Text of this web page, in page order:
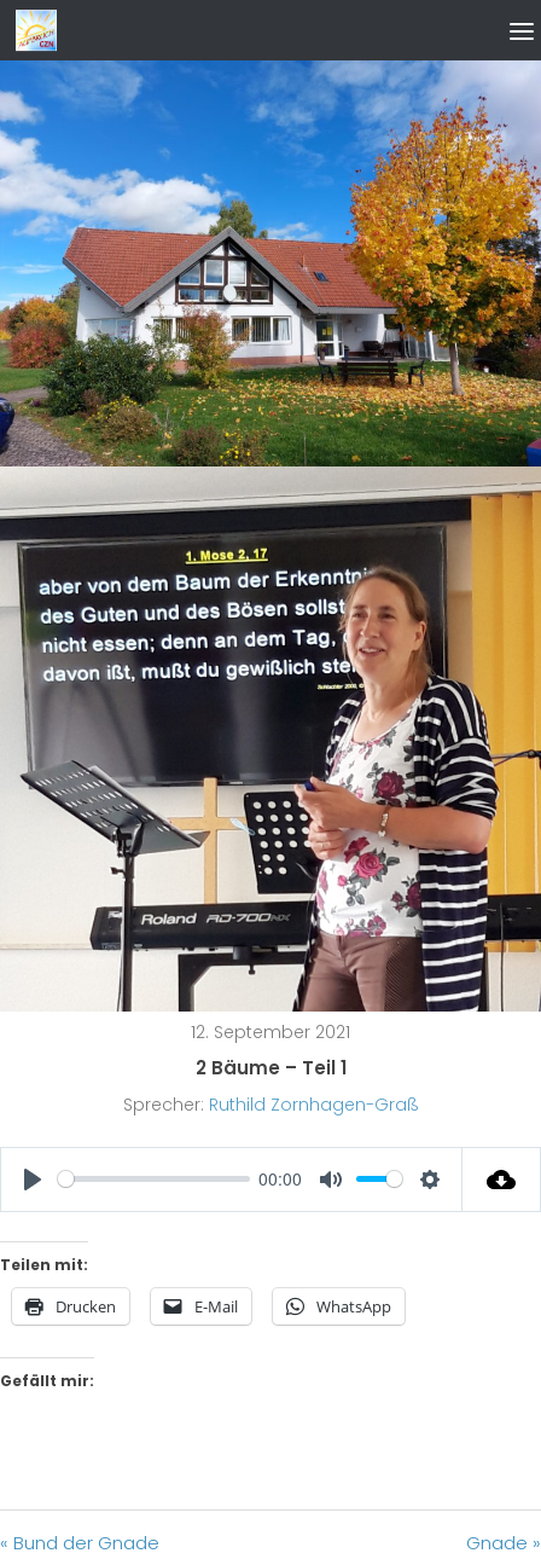
Zum Inhalt springen
12. September 2021
2 Bäume – Teil 1
Sprecher: Ruthild Zornhagen-Graß
Play
00:00
Mute Settings
Teilen mit:
Drucken E-Mail WhatsApp
Gefällt mir:
« Bund der Gnade Gnade »